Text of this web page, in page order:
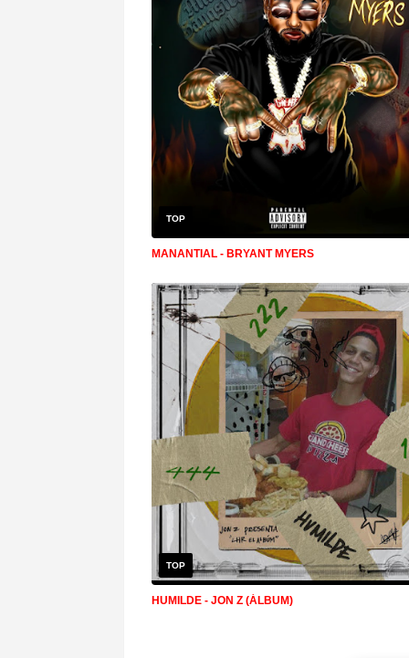
TOP
MANANTIAL - BRYANT MYERS
TOP
HUMILDE - JON Z (ÁLBUM)